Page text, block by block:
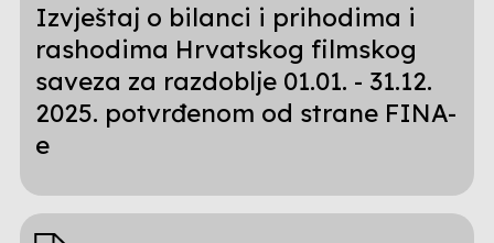
Izvještaj o bilanci i prihodima i
rashodima Hrvatskog filmskog
saveza za razdoblje 01.01. - 31.12.
2025. potvrđenom od strane FINA-
e